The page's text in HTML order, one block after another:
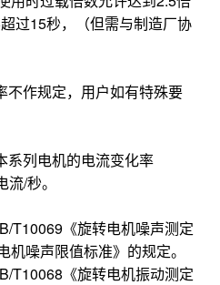
过15秒，（但需与制造厂协
作规定，用户如有特殊要
列电机的电流变化率
流/秒。
《旋转电机噪声测定
机噪声限值标准》的规定。
《旋转电机振动测定